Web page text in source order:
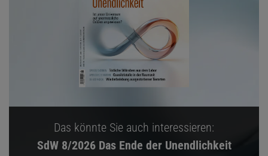
Das könnte Sie auch interessieren:
SdW 8/2026 Das Ende der Unendlichkeit